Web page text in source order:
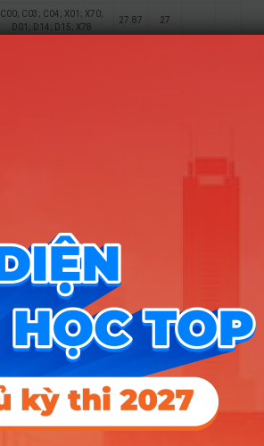
C00; C03; C04; X01; X70;
D01; D14; D15; X78
27.87 27
C00; C03; C04; X01; X70;
D01; D14; D15; X78
C00; C03; C04; X01; X70;
D01; D14; D15; X78
C00; C03; C04; X01; X70;
D01; D14; D15; X78
27.39 26.46 23.42
C00; C03; C04; X01; X70;
D01; D14; D15; X78
27.63 26.71 24.94
D01; D14; D15; X78 23.17
C00; C03; C04; X01; X70;
D01; D14; D15; X78